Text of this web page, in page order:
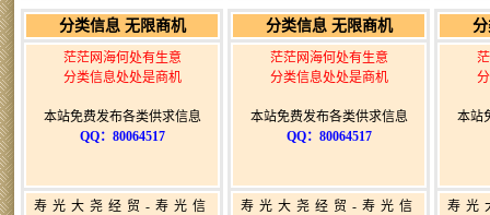
分类信息 无限商机
茫茫网海何处有生意
分类信息处处是商机
本站免费发布各类供求信息
QQ：80064517
寿光大尧经贸-寿光信
分类信息 无限商机
茫茫网海何处有生意
分类信息处处是商机
本站免费发布各类供求信息
QQ：80064517
寿光大尧经贸-寿光信
本站
寿光